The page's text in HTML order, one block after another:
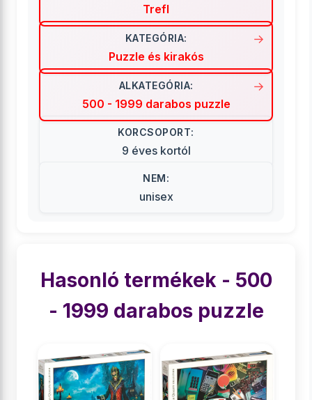
Trefl
KATEGÓRIA:
Puzzle és kirakós
ALKATEGÓRIA:
500 - 1999 darabos puzzle
KORCSOPORT:
9 éves kortól
NEM:
unisex
Hasonló termékek - 500
- 1999 darabos puzzle